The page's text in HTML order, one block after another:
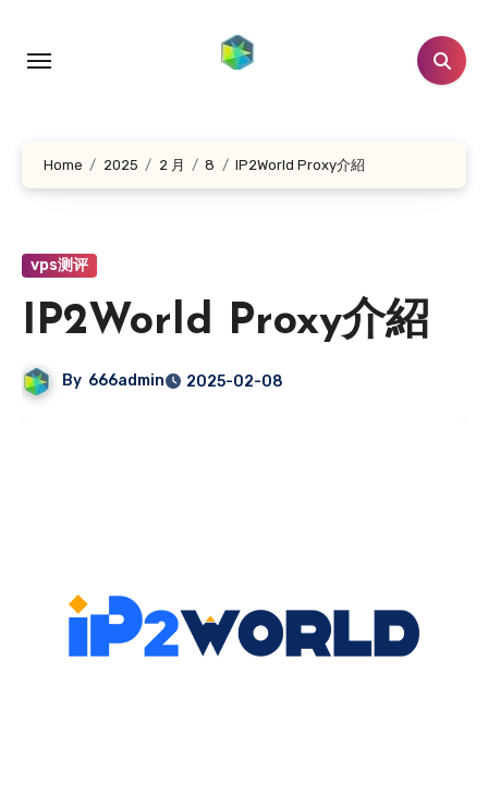
Home 2025 2 月 8 IP2World Proxy介紹
vps测评
IP2World Proxy介紹
By 666admin 2025-02-08